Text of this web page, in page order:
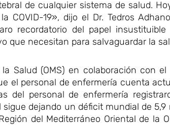
de cualquier sistema de salud.
19», dijo el Dr. Tedros
recordatorio del papel
que necesitan para salvaguardar la
Salud (OMS) en colaboración con
el personal de enfermería cuenta
del personal de enfermería
dejando un déficit mundial de 5,9
del Mediterráneo Oriental de la